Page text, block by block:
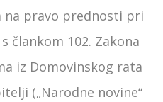
na pravo prednosti pri
člankom 102. Zakona
iz Domovinskog rata
(„Narodne novine“